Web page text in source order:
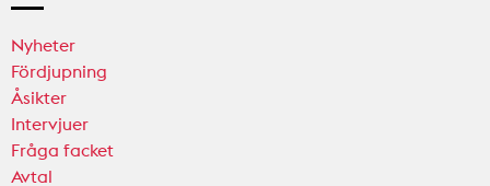
Nyheter
Fördjupning
Åsikter
Intervjuer
Fråga facket
Avtal